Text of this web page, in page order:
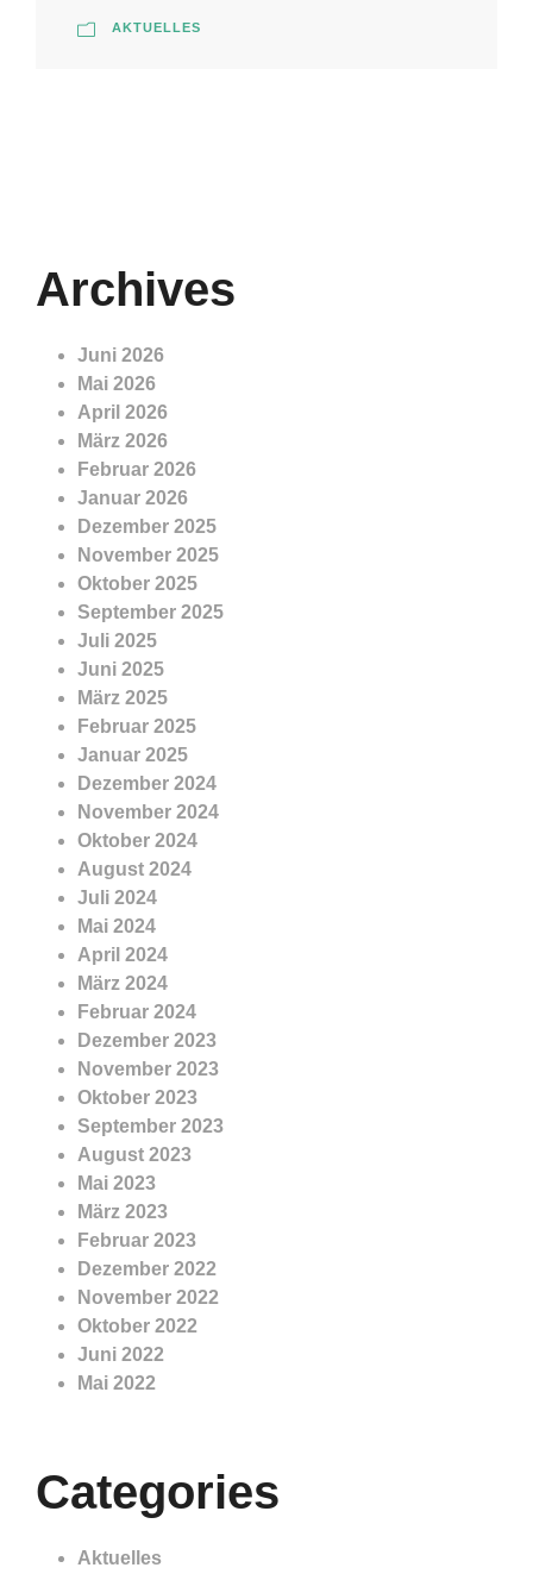
AKTUELLES
Archives
Juni 2026
Mai 2026
April 2026
März 2026
Februar 2026
Januar 2026
Dezember 2025
November 2025
Oktober 2025
September 2025
Juli 2025
Juni 2025
März 2025
Februar 2025
Januar 2025
Dezember 2024
November 2024
Oktober 2024
August 2024
Juli 2024
Mai 2024
April 2024
März 2024
Februar 2024
Dezember 2023
November 2023
Oktober 2023
September 2023
August 2023
Mai 2023
März 2023
Februar 2023
Dezember 2022
November 2022
Oktober 2022
Juni 2022
Mai 2022
Categories
Aktuelles